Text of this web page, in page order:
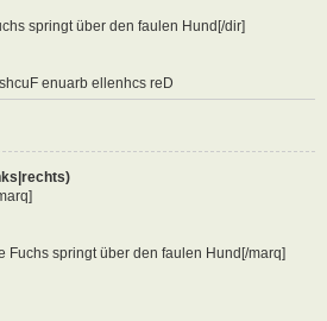
springt über den faulen Hund[/dir]
über den faulen Hund
Fuchs springt über den faulen Hund[/marq]